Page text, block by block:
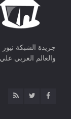
جريدة الشبكة نيوز
والعالم العربي